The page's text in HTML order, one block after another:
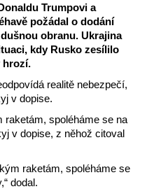
Trumpovi a
požádal o dodání
obranu. Ukrajina
kdy Rusko zesílilo
hrozí.
realitě nebezpečí,
v dopise.
raketám, spoléháme se na
v dopise, z něhož citoval
raketám, spoléháme se
dodal.